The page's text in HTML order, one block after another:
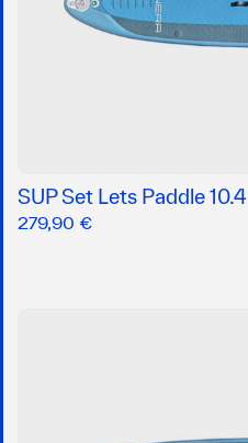
SUP Set Lets Paddle 10.4
279,90 €